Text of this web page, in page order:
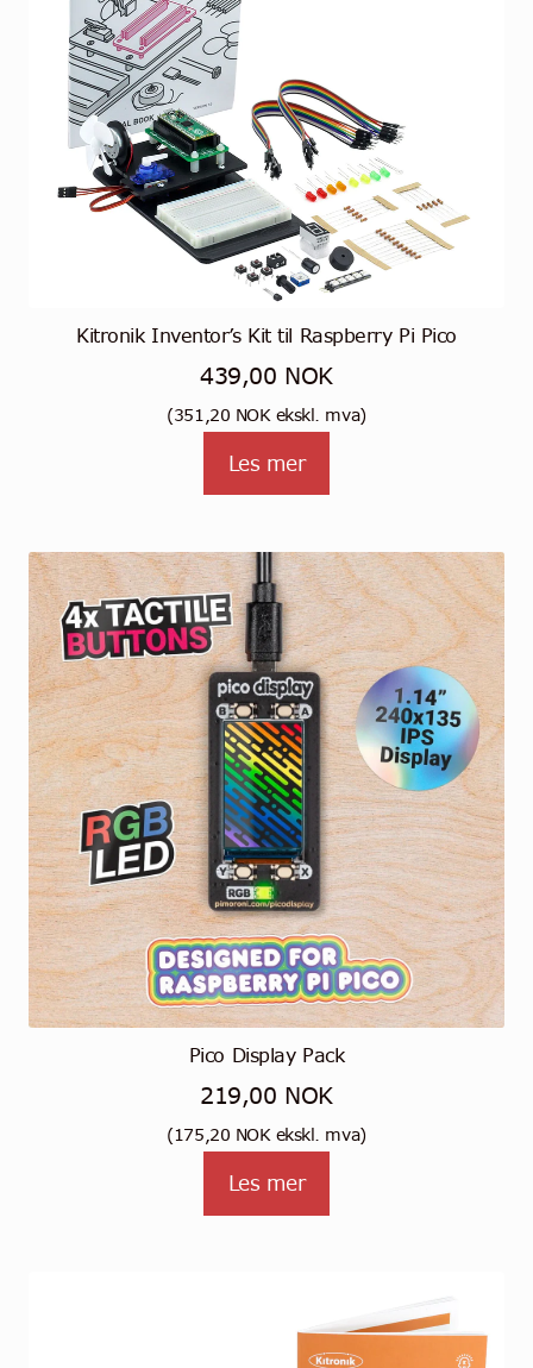
Kitronik Inventor’s Kit til Raspberry Pi Pico
439,00 NOK
(351,20 NOKekskl. mva)
Les mer
Pico Display Pack
219,00 NOK
(175,20 NOKekskl. mva)
Les mer